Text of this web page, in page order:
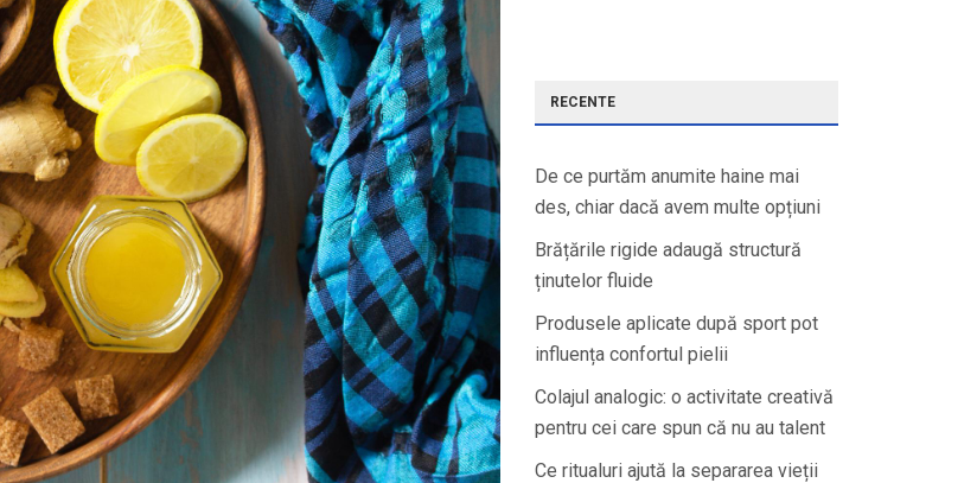
RECENTE
De ce purtăm anumite haine mai
des, chiar dacă avem multe opțiuni
Brățările rigide adaugă structură
ținutelor fluide
Produsele aplicate după sport pot
influența confortul pielii
Colajul analogic: o activitate creativă
pentru cei care spun că nu au talent
Ce ritualuri ajută la separarea vieții